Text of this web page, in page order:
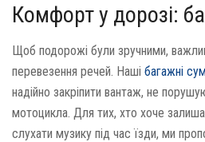
Комфорт у дорозі:
Щоб подорожі були зручними,
перевезення речей. Наші багажні
надійно закріпити вантаж, не
мотоцикла. Для тих, хто хоче
слухати музику під час їзди, ми